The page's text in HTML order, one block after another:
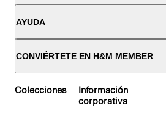
AYUDA
CONVIÉRTETE EN H&M MEMBER
Colecciones
Información
corporativa